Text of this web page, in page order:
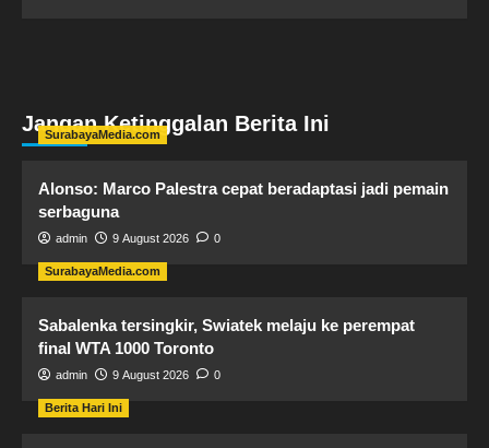
Jangan Ketinggalan Berita Ini
SurabayaMedia.com
Alonso: Marco Palestra cepat beradaptasi jadi pemain
serbaguna
admin 9 August 2026 0
SurabayaMedia.com
Sabalenka tersingkir, Swiatek melaju ke perempat
final WTA 1000 Toronto
admin 9 August 2026 0
Berita Hari Ini